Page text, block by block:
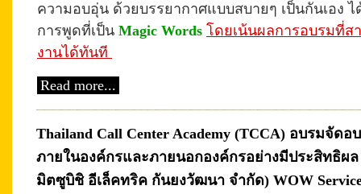
ความอบอุ่น ด้วยบรรยากาศแบบสบายๆ เป็นกันเอง ไ
การพูดที่เป็น Magic Words โดยเน้นผลการอบรมที่ส
งานได้ทันที
Read more...
Thailand Call Center Academy (TCCA) อบรมจัด
ภายในองค์กรและภายนอกองค์กรอย่างมีประสิทธิผล
มิตซูบิชิ อีเล็คทริค กันยงวัฒนา จำกัด) WOW